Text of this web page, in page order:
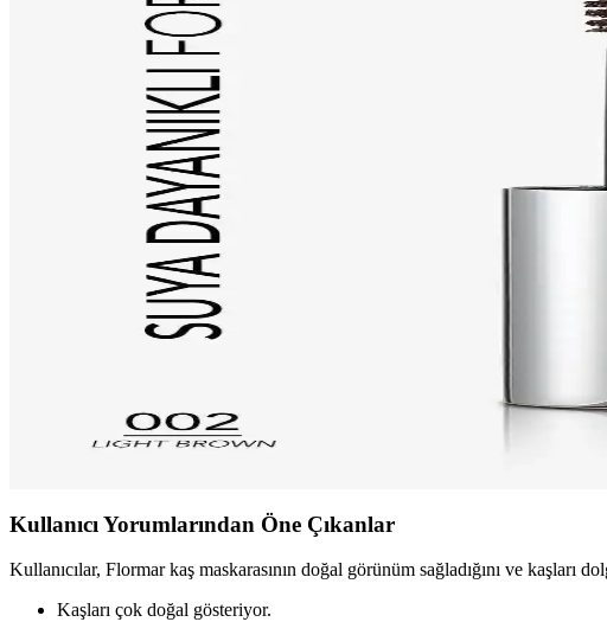
Pastel ve Show Your Peace Transparan Kaş Maskaraları
İki popüler transparan kaş ve kirpik maskarası olan Pastel ve Show Your
Flormar ve Golden Rose Kaş Maskarası Karşılaştırması:
İki popüler kaş maskarasını karşılaştırıyoruz: suya dayanıklı ve doğal
Flormar ve Pastel Profashion Kaş Maskarası
İki popüler kaş maskarasını karşılaştırıyoruz. Suya dayanıklı, doğal görünüm
Golden Rose Brow Color Tinted Eyebrow Mascara No 03
Golden Rose'un kahverengi tonundaki maskarası, kolay uygulama, doğal
Flormar ve Pastel Profashion Kaş Maskarası
Flormar ve Pastel Profashion kaş maskaraları arasındaki farklar, özellikler ve
Kullanıcı Yorumlarından Öne Çıkanlar
Kullanıcılar, Flormar kaş maskarasının doğal görünüm sağladığını ve
Kaşları çok doğal gösteriyor.